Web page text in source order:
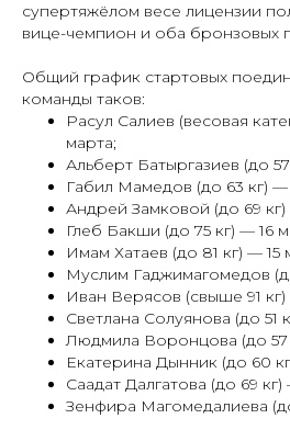
супертяжёлом весе лицензии
вице-чемпион и оба бронзовых
Общий график стартовых
команды таков:
Расул Салиев (весовая
марта;
Альберт Батыргазиев (до
Габил Мамедов (до 63 кг) —
Андрей Замковой (до 69 кг)
Глеб Бакши (до 75 кг) — 16
Имам Хатаев (до 81 кг) — 15
Муслим Гаджимагомедов
Иван Верясов (свыше 91
Светлана Солуянова (до 51
Людмила Воронцова (до 57
Екатерина Дынник (до 60
Саадат Далгатова (до 69 кг)
Зенфира Магомедалиева